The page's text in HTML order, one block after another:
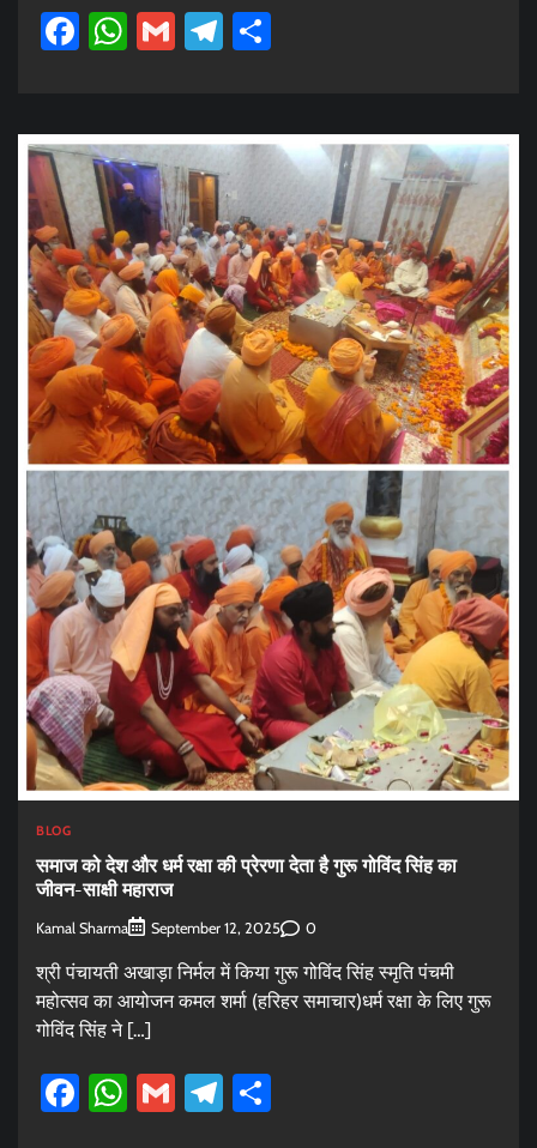
Facebook
WhatsApp
GmailTelegram
BLOG
समाज को देश और धर्म रक्षा की प्रेरणा देता है गुरू गोविंद सिंह का
जीवन-साक्षी महाराज
Kamal Sharma September 12, 2025 0
श्री पंचायती अखाड़ा निर्मल में किया गुरू गोविंद सिंह स्मृति पंचमी
महोत्सव का आयोजन कमल शर्मा (हरिहर समाचार)धर्म रक्षा के लिए गुरू
गोविंद सिंह ने […]
Facebook
WhatsApp
GmailTelegram